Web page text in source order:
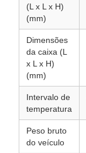
(L x L x H)
(mm)
Dimensões
da caixa (L
x L x H)
(mm)
Intervalo de
temperatura
Peso bruto
do veículo